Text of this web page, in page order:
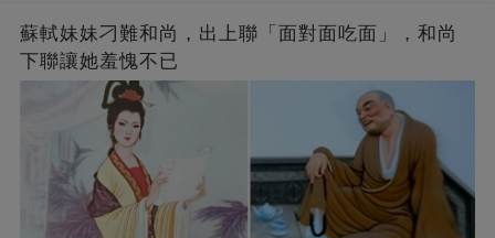
蘇軾妹妹刁難和尚，出上聯「面對面吃面」，和尚
下聯讓她羞愧不已